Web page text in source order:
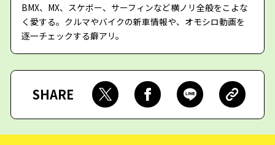
BMX、MX、スケボー、サーフィンなど横ノリ全般をこよな
く愛する。クルマやバイクの新車情報や、オモシロ動画を
逐一チェックする癖アリ。
SHARE